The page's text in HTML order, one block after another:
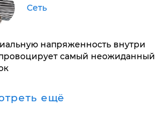
Сеть
напряженность внутри
самый неожиданный
ещё